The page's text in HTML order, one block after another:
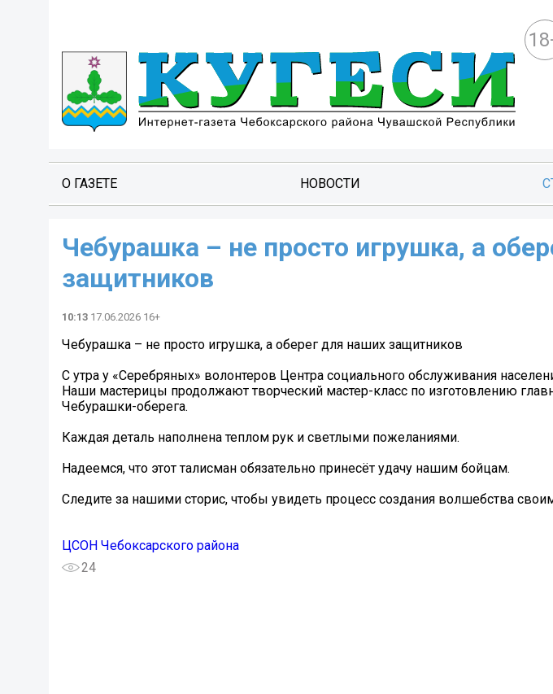
О ГАЗЕТЕ НОВОСТИ
Чебурашка – не просто игрушка, а
защитников
10:13 17.06.2026 16+
Чебурашка – не просто игрушка, а оберег для наших защитников
С утра у «Серебряных» волонтеров Центра социального обслуживания
Наши мастерицы продолжают творческий мастер-класс по изготовлению
Чебурашки-оберега.
Каждая деталь наполнена теплом рук и светлыми пожеланиями.
Надеемся, что этот талисман обязательно принесёт удачу нашим бойцам.
Следите за нашими сторис, чтобы увидеть процесс создания волшебства
ЦСОН Чебоксарского района
24